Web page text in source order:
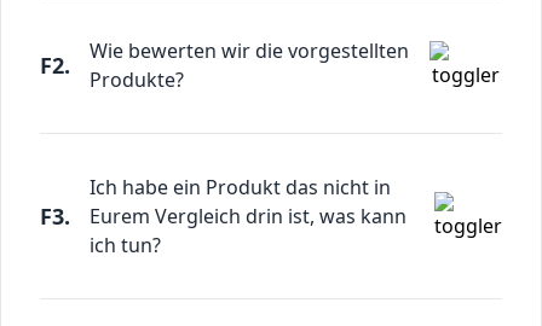
F2.
Wie bewerten wir die vorgestellten
Produkte?
F3.
Ich habe ein Produkt das nicht in
Eurem Vergleich drin ist, was kann
ich tun?